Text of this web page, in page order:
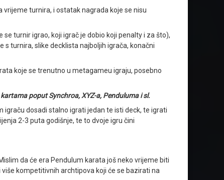
turnira, i ostatak nagrada koje se nisu
turnir igrao, koji igrač je dobio koji penalty i za što),
turnira, slike decklista najboljih igrača, konačni
koje se trenutno u metagameu igraju, posebno
poput Synchroa, XYZ-a, Penduluma i sl.
dosadi stalno igrati jedan te isti deck, te igrati
2-3 puta godišnje, te to dvoje igru čini
da će era Pendulum karata još neko vrijeme biti
kompetitivnih archtipova koji će se bazirati na